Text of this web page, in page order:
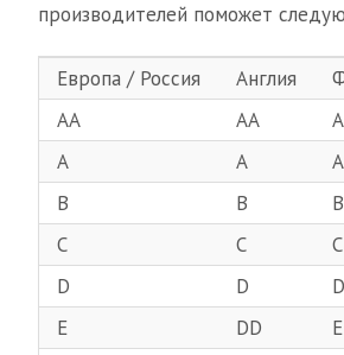
производителей поможет
Европа / Россия Англия
AA
AA
A
A A
B
B B
C
C C
D
D D
E
DD E